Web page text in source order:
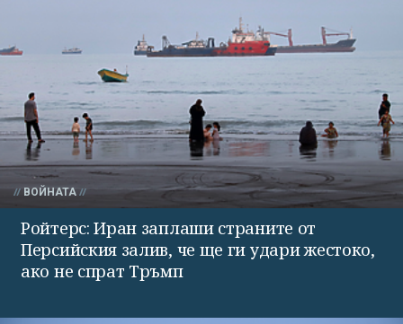
ВОЙНАТА
Ройтерс: Иран заплаши страните от
Персийския залив, че ще ги удари жестоко,
ако не спрат Тръмп